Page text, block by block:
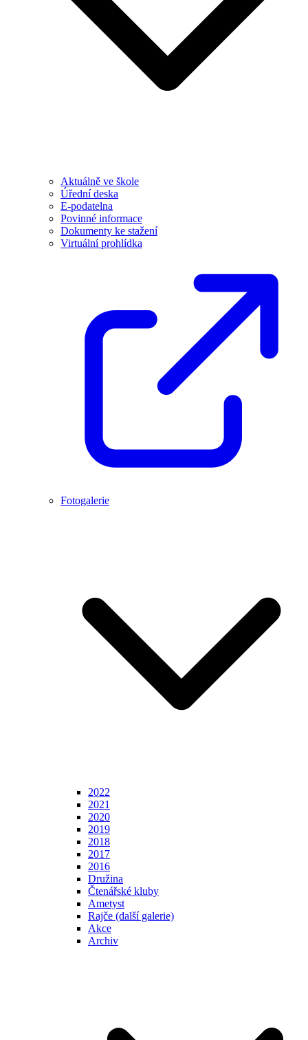
Aktuálně ve škole
Úřední deska
E-podatelna
Povinné informace
Dokumenty ke stažení
Virtuální prohlídka
Fotogalerie
2022
2021
2020
2019
2018
2017
2016
Družina
Čtenářské kluby
Ametyst
Rajče (další galerie)
Akce
Archiv